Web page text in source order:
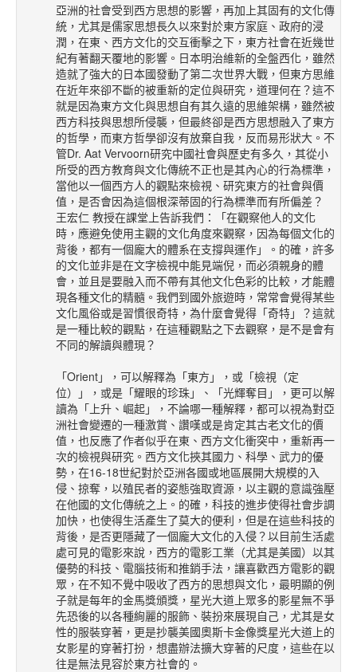
亞洲的社會受到西方思想的影響，再加上其固有的文化傳
統，尤其是儒家思想長久以來對於東方家庭、政府的浸
潤，在東、西方文化的交互衝擊之下，東方社會在近幾世
紀有著翻天覆地的影響。日本明治維新的全盤西化，雖然
造就了強大的日本國發動了第二次世界大戰，但東方思維
在近年來卻不斷的被重新的定位與研究，道理何在？這不
就是因為東方文化與思想自有其久遠的思維架構，雖然被
西方科技與思想所侵襲，但最終卻是西方思想融入了東方
的哲學，而東方哲學卻沒有放棄自我，反而易形狀大。不
管Dr. Aat Vervoorn研究中國社會與歷史有多久，其從小
所受的西方教育與文化傳統不正也是其內心的行為標準，
當他以一個西方人的觀點來檢視、研究東方的社會與價
值，是否會因為這個根深蒂固的行為標準而有所偏差？
王宏仁 教授在課堂上告訴我們：「在觀察他人的文化
時，應避免使用主觀的文化角度來觀察，因為每個文化的
背後，都有一個龐大的體系在支撐與運作」。的確，許多
的文化並非是在文字檢視中能見端倪，而必須親身的體
會，並且是要融入而不帶有其他文化色彩的比較，才能體
現各種文化的精髓。我們到國外旅遊時，常常會覺得某些
文化風俗或是習慣很奇特，為什麼會覺得「奇特」？這就
是一種比較的觀點，在這種觀點之下去觀察，是不是會有
不同的解讀與體現？
「Orient」，可以解釋為「東方」，或「檢視（定
位）」，或是「耀眼的珍珠」、「光輝奪目」，更可以解
讀為「上升、崛起」，不論哪一種解釋，都可以視為對亞
洲社會變遷的一種激賞、讚嘆或是肯定其古老文化的價
值，也反應了作者似乎在東、西方文化衝突中，重新再一
次的檢視與研究。西方文化挾其國力、科學、武力的優
勢，在16-18世紀對於亞洲各國或地區展開大規模的入
侵、掠奪，以殖民者的姿態強取資源，以主觀的意識強壓
在他國的文化傳統之上。的確，科技的進步使得社會步調
加快，也使得生活產生了莫大的便利，但是在這些科技的
背後，是否更隱藏了一個龐大文化的入侵？以目前生活處
處可見的電影來說，西方的電影工業（尤其是美國）以其
優勢的科技、電腦技術和推銷手法，讓喜歡西方電影的觀
眾，在不知不覺中吸收了西方的思想與文化，最明顯的例
子就是每年的金馬獎頒獎，星光大道上眾多的影星無不爭
先恐後的以各種絢麗的服飾、裝扮來展現自己，尤其是女
性的服裝穿著，更是抄襲美國奧斯卡金像獎星光大道上的
女影星的穿著打扮，想盡辦法擴大穿著的尺度，這些在以
往是無法見容於東方社會的。